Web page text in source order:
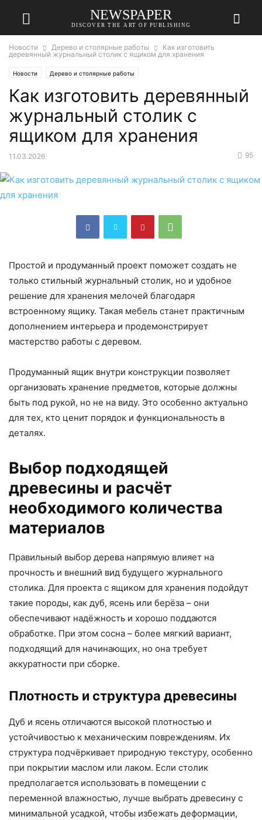
NEWSPAPER
DISCOVER THE ART OF PUBLISHING
Новости Дерево и столярные работы
Как изготовить
деревянный журнальный столик с ящиком для хранения
Новости Дерево и столярные работы
Как изготовить деревянный
журнальный столик с
ящиком для хранения
11.03.2026 95
Простой и продуманный проект поможет создать не
только стильный журнальный столик, но и удобное
решение для хранения мелочей благодаря
встроенному ящику. Такая мебель станет практичным
дополнением интерьера и продемонстрирует
мастерство работы с деревом.
Продуманный ящик внутри конструкции позволяет
организовать хранение предметов, которые должны
быть под рукой, но не на виду. Это особенно актуально
для тех, кто ценит порядок и функциональность в
деталях.
Выбор подходящей
древесины и расчёт
необходимого количества
материалов
Правильный выбор дерева напрямую влияет на
прочность и внешний вид будущего журнального
столика. Для проекта с ящиком для хранения подойдут
такие породы, как дуб, ясень или берёза – они
обеспечивают надёжность и хорошо поддаются
обработке. При этом сосна – более мягкий вариант,
подходящий для начинающих, но она требует
аккуратности при сборке.
Плотность и структура древесины
Дуб и ясень отличаются высокой плотностью и
устойчивостью к механическим повреждениям. Их
структура подчёркивает природную текстуру, особенно
при покрытии маслом или лаком. Если столик
предполагается использовать в помещении с
переменной влажностью, лучше выбрать древесину с
минимальной усадкой, чтобы избежать деформации,